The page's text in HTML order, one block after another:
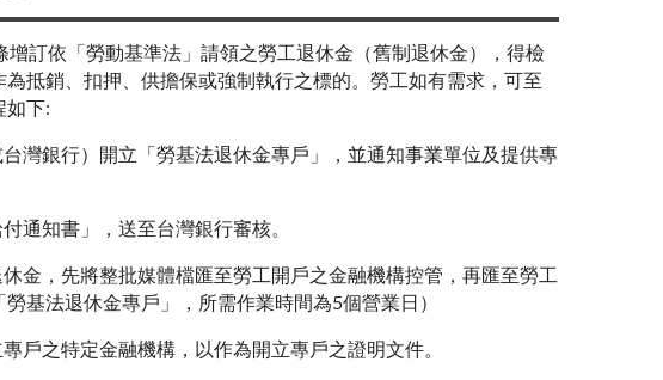
增訂依「勞動基準法」請領之勞工退休金（舊制退休金），得檢
抵銷、扣押、供擔保或強制執行之標的。勞工如有需求，可至
如下:
灣銀行）開立「勞基法退休金專戶」，並通知事業單位及提供專
通知書」，送至台灣銀行審核。
金，先將整批媒體檔匯至勞工開戶之金融機構控管，再匯至勞工
勞基法退休金專戶」，所需作業時間為5個營業日）
戶之特定金融機構，以作為開立專戶之證明文件。